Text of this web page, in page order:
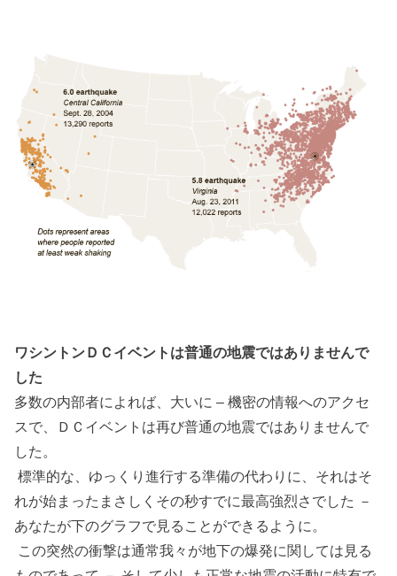
ワシントンＤＣイベントは普通の地震ではありませんで
した
多数の内部者によれば、大いに – 機密の情報へのアクセ
スで、ＤＣイベントは再び普通の地震ではありませんで
した。
標準的な、ゆっくり進行する準備の代わりに、それはそ
れが始まったまさしくその秒すでに最高強烈さでした －
あなたが下のグラフで見ることができるように。
この突然の衝撃は通常我々が地下の爆発に関しては見る